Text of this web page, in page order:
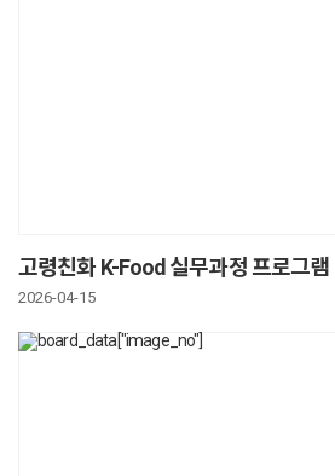
고령친화 K-Food 실무과정 프로그램
2026-04-15